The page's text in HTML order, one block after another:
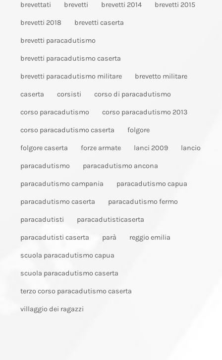
brevettati brevetti brevetti 2014 brevetti 2015
brevetti 2018 brevetti caserta
brevetti paracadutismo
brevetti paracadutismo caserta
brevetti paracadutismo militare brevetto militare
caserta corsisti corso di paracadutismo
corso paracadutismo corso paracadutismo 2013
corso paracadutismo caserta folgore
folgore caserta forze armate lanci 2009 lancio
paracadutismo paracadutismo ancona
paracadutismo campania paracadutismo capua
paracadutismo caserta paracadutismo fermo
paracadutisti paracadutisticaserta
paracadutisti caserta parà reggio emilia
scuola paracadutismo capua
scuola paracadutismo caserta
terzo corso paracadutismo caserta
villaggio dei ragazzi